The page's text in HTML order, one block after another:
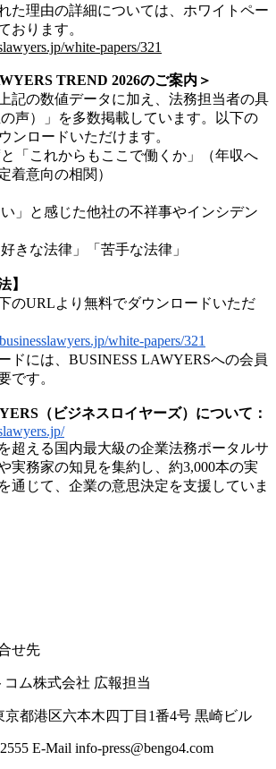
た理由の詳細については、ホワイトペー
おります。
white-papers/321
TREND 2026のご案内＞
記の数値データに加え、法務担当者の具
声）」を多数掲載しています。以下の
ンロードいただけます。
と「これからもここで働くか」（年収へ
着意向の相関）
い」と感じた他社の不祥事やインシデン
きな法律」「苦手な法律」
】
のURLより無料でダウンロードいただ
white-papers/321
ドには、BUSINESS LAWYERSへの会員
です。
（ビジネスロイヤーズ）について：
超える国内最大級の企業法務ポータルサ
実務家の知見を集約し、約3,000本の実
通じて、企業の意思決定を支援していま
せ先
ム株式会社 広報担当
京都港区六本木四丁目1番4号 黒崎ビル
E-Mail info-press@bengo4.com